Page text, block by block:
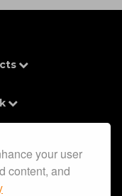
your user
content, and